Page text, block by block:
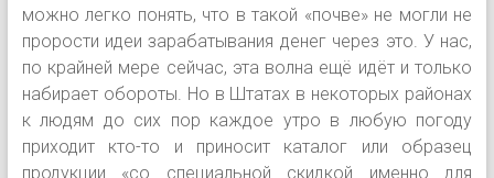
можно легко понять, что в такой «почве» не могли не
прорости идеи зарабатывания денег через это. У нас,
по крайней мере сейчас, эта волна ещё идёт и только
набирает обороты. Но в Штатах в некоторых районах
к людям до сих пор каждое утро в любую погоду
приходит кто-то и приносит каталог или образец
продукции «со специальной скидкой именно для